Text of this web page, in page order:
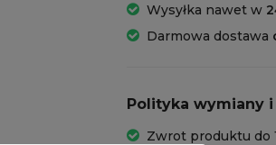
Wysyłka nawet w
Darmowa dostawa
Polityka wymiany
Zwrot produktu do